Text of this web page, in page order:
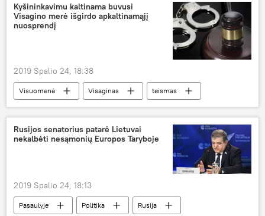
Kyšininkavimu kaltinama buvusi
Visagino merė išgirdo apkaltinamąjį
nuosprendį
2019 Spalio 24, 18:38
Visuomenė Visaginas teismas
Rusijos senatorius patarė Lietuvai
nekalbėti nesąmonių Europos Taryboje
2019 Spalio 24, 18:13
Pasaulyje Politika Rusija